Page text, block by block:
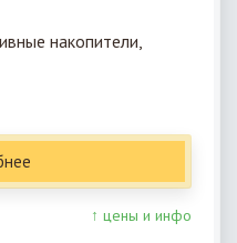
накопители,
↑ цены и инфо